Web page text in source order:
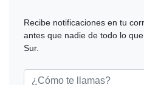
Recibe notificaciones en tu
antes que nadie de todo lo
Sur.